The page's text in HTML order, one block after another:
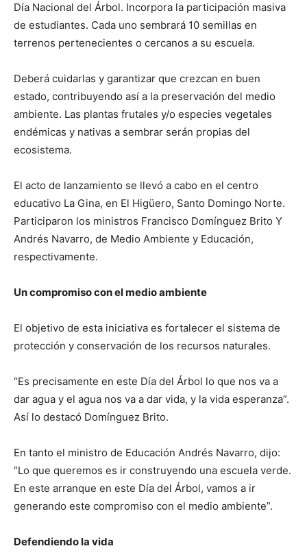
Día Nacional del Árbol. Incorpora la participación masiva
de estudiantes. Cada uno sembrará 10 semillas en
terrenos pertenecientes o cercanos a su escuela.
Deberá cuidarlas y garantizar que crezcan en buen
estado, contribuyendo así a la preservación del medio
ambiente. Las plantas frutales y/o especies vegetales
endémicas y nativas a sembrar serán propias del
ecosistema.
El acto de lanzamiento se llevó a cabo en el centro
educativo La Gina, en El Higüero, Santo Domingo Norte.
Participaron los ministros Francisco Domínguez Brito Y
Andrés Navarro, de Medio Ambiente y Educación,
respectivamente.
Un compromiso con el medio ambiente
El objetivo de esta iniciativa es fortalecer el sistema de
protección y conservación de los recursos naturales.
“Es precisamente en este Día del Árbol lo que nos va a
dar agua y el agua nos va a dar vida, y la vida esperanza”.
Así lo destacó Domínguez Brito.
En tanto el ministro de Educación Andrés Navarro, dijo:
“Lo que queremos es ir construyendo una escuela verde.
En este arranque en este Día del Árbol, vamos a ir
generando este compromiso con el medio ambiente”.
Defendiendo la vida